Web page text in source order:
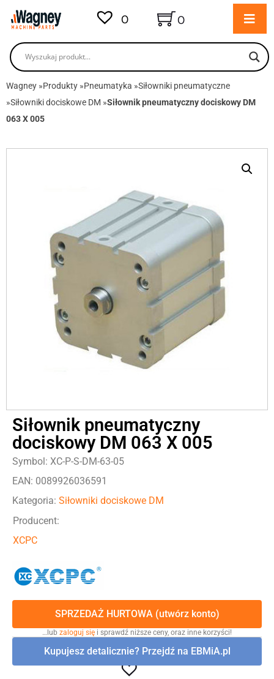
0 0
Wagney »Produkty »Pneumatyka »Siłowniki pneumatyczne
»Siłowniki dociskowe DM »Siłownik pneumatyczny dociskowy DM
063 X 005
Siłownik pneumatyczny
dociskowy DM 063 X 005
Symbol: XC-P-S-DM-63-05
EAN: 0089926036591
Kategoria: Siłowniki dociskowe DM
Producent:
XCPC
SPRZEDAŻ HURTOWA (utwórz konto)
…lub zaloguj się i sprawdź niższe ceny, oraz inne korzyści!
Kupujesz detalicznie? Przejdź na EBMiA.pl